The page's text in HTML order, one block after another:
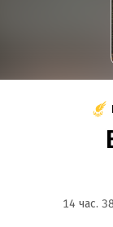
14 час.